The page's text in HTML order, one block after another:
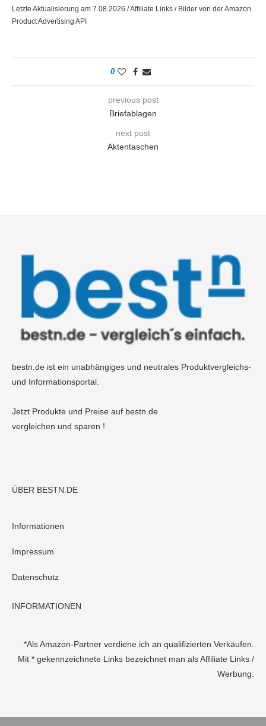
Letzte Aktualisierung am 7.08.2026 / Affiliate Links / Bilder von der Amazon
Product Advertising API
0
previous post
Briefablagen
next post
Aktentaschen
bestn.de ist ein unabhängiges und neutrales Produktvergleichs-
und Informationsportal.
Jetzt Produkte und Preise auf bestn.de
vergleichen und sparen !
ÜBER BESTN.DE
Informationen
Impressum
Datenschutz
INFORMATIONEN
*Als Amazon-Partner verdiene ich an qualifizierten Verkäufen.
Mit * gekennzeichnete Links bezeichnet man als Affiliate Links /
Werbung.